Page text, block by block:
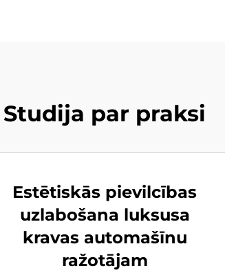
Studija par praksi
Estētiskās pievilcības
uzlabošana luksusa
kravas automašīnu
ražotājam